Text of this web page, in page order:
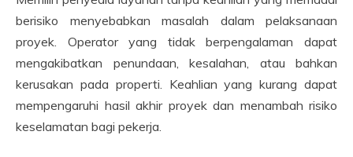
berisiko menyebabkan masalah dalam pelaksanaan
proyek. Operator yang tidak berpengalaman dapat
mengakibatkan penundaan, kesalahan, atau bahkan
kerusakan pada properti. Keahlian yang kurang dapat
mempengaruhi hasil akhir proyek dan menambah risiko
keselamatan bagi pekerja.